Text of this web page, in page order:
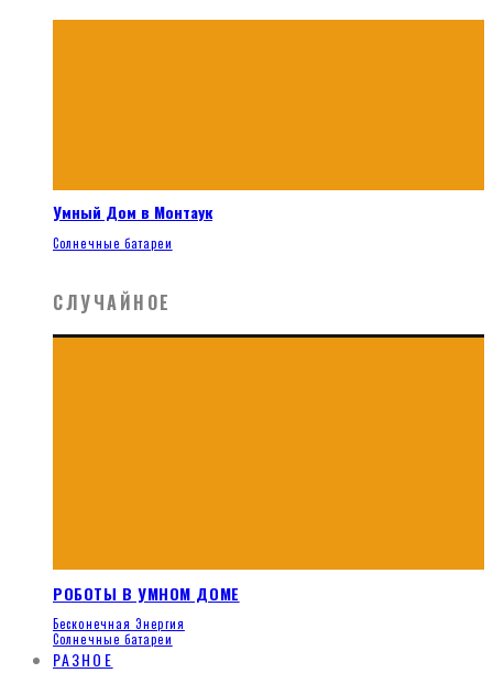
Умный Дом в Монтаук
Солнечные батареи
СЛУЧАЙНОЕ
РОБОТЫ В УМНОМ ДОМЕ
Бесконечная Энергия
Солнечные батареи
РАЗНОЕ